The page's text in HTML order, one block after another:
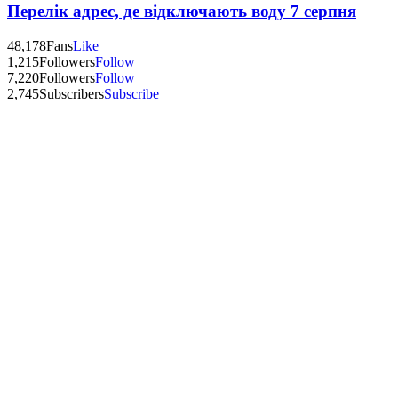
Перелік адрес, де відключають воду 7 серпня
48,178FansLike
1,215FollowersFollow
7,220FollowersFollow
2,745SubscribersSubscribe